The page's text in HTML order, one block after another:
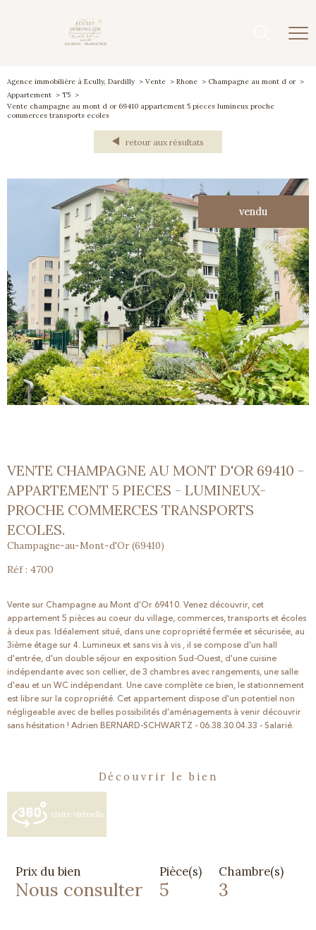
Agence immobilière à Ecully, Dardilly Vente Rhone
Champagne au mont d or
Appartement
T5
Vente champagne au mont d or 69410 appartement 5 pieces lumineux proche
commerces transports ecoles
retour aux résultats
vendu
VENTE CHAMPAGNE AU MONT D'OR 69410 -
APPARTEMENT 5 PIECES - LUMINEUX-
PROCHE COMMERCES TRANSPORTS
ECOLES.
Champagne-au-Mont-d'Or (69410)
Réf : 4700
Vente sur Champagne au Mont d'Or 69410. Venez découvrir, cet
appartement 5 pièces au coeur du village, commerces, transports et écoles
à deux pas. Idéalement situé, dans une copropriété fermée et sécurisée, au
3ième étage sur 4. Lumineux et sans vis à vis , il se compose d'un hall
d'entrée, d'un double séjour en exposition Sud-Ouest, d'une cuisine
indépendante avec son cellier, de 3 chambres avec rangements, une salle
d'eau et un WC indépendant. Une cave complète ce bien, le stationnement
est libre sur la copropriété. Cet appartement dispose d'un potentiel non
négligeable avec de belles possibilités d'aménagements à venir découvrir
sans hésitation ! Adrien BERNARD-SCHWARTZ - 06.38.30.04.33 - Salarié.
découvrir le bien
visite virtuelle
Prix du bien
Nous consulter
Pièce(s)
5
Chambre(s)
3